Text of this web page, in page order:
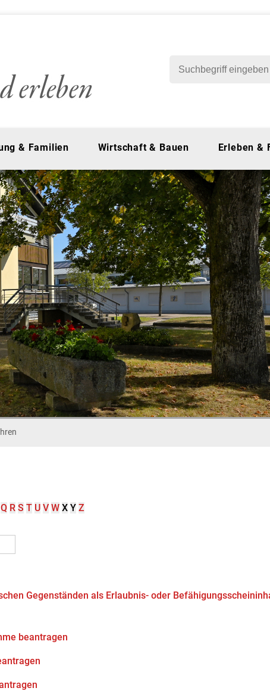
& Familien Wirtschaft & Bauen Erleben &
Q R S T U V W X Y Z
Gegenständen als Erlaubnis- oder
beantragen